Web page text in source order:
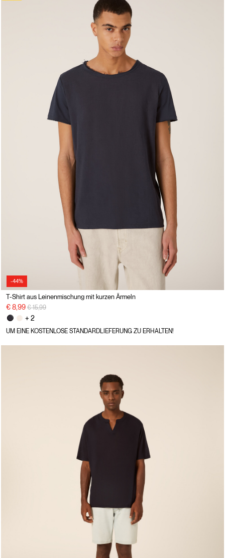
-44%
T-Shirt aus Leinenmischung mit kurzen Ärmeln
€ 8,99 Preisreduzierung von
€ 15,99auf
+ 2
UM EINE KOSTENLOSE STANDARDLIEFERUNG ZU ERHALTEN!